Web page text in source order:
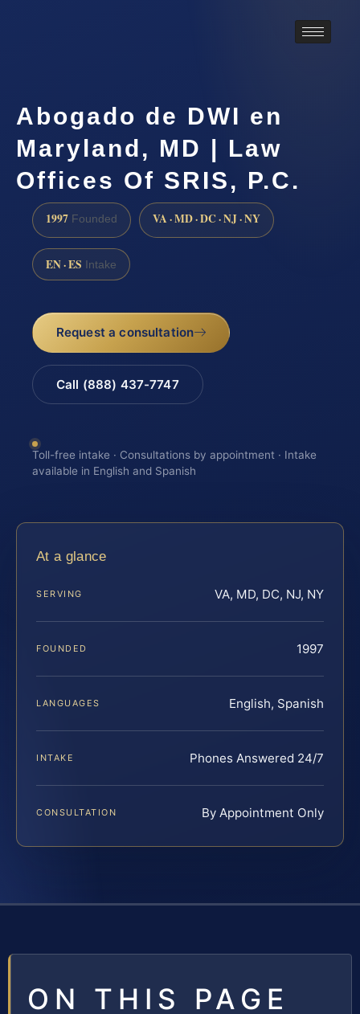
Abogado de DWI en
Maryland, MD | Law
Offices Of SRIS, P.C.
1997 Founded VA · MD · DC · NJ · NY
EN · ES Intake
Request a consultation
Call (888) 437-7747
Toll-free intake · Consultations by appointment · Intake
available in English and Spanish
At a glance
SERVING VA, MD, DC, NJ, NY
FOUNDED 1997
LANGUAGES English, Spanish
INTAKE Phones Answered 24/7
CONSULTATION By Appointment Only
ON THIS PAGE